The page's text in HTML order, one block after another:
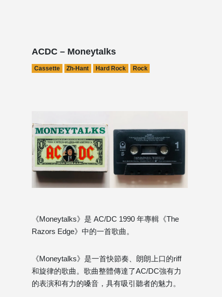
ACDC – Moneytalks
Cassette Zh-Hant Hard Rock Rock
《Moneytalks》是 AC/DC 1990 年專輯《The
Razors Edge》中的一首歌曲。
《Moneytalks》是一首快節奏、朗朗上口的riff
和旋律的歌曲。歌曲整體傳達了AC/DC強有力
的表演和有力的嗓音，具有吸引聽者的魅力。